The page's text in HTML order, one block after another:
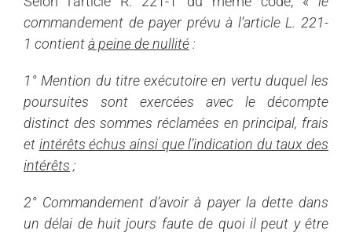
commandement de payer prévu à l’article L. 221-
1 contientà peine de nullité:
1° Mention du titre exécutoire en vertu duquel les
poursuites sont exercées avec le décompte
distinct des sommes réclamées en principal, frais
et intérêts échus ainsi que l’indication du taux des
intérêts ;
2° Commandement d’avoir à payer la dette dans
un délai de huit jours faute de quoi il peut y être